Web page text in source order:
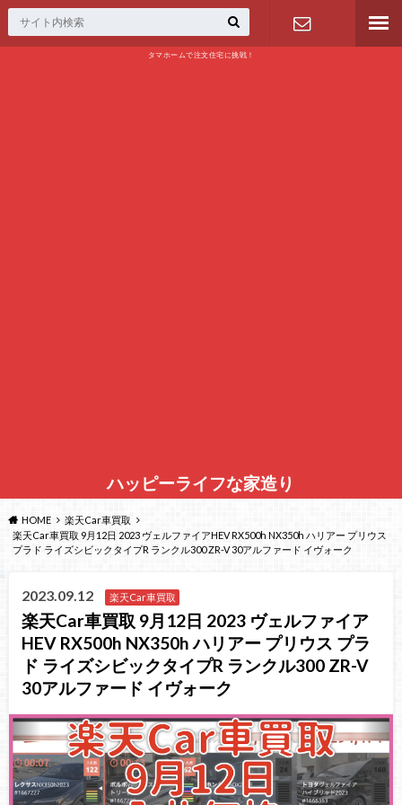
タマホームで注文住宅に挑戦！
ハッピーライフな家造り
HOME
楽天Car車買取
楽天Car車買取 9月12日 2023 ヴェルファイアHEV RX500h NX350h ハリアー プリウス
プラド ライズシビックタイプR ランクル300 ZR-V 30アルファード イヴォーク
2023.09.12 楽天Car車買取
楽天Car車買取 9月12日 2023 ヴェルファイア
HEV RX500h NX350h ハリアー プリウス プラ
ド ライズシビックタイプR ランクル300 ZR-V
30アルファード イヴォーク